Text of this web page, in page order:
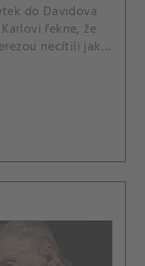
do Davidova
řekne, že
necítili jako